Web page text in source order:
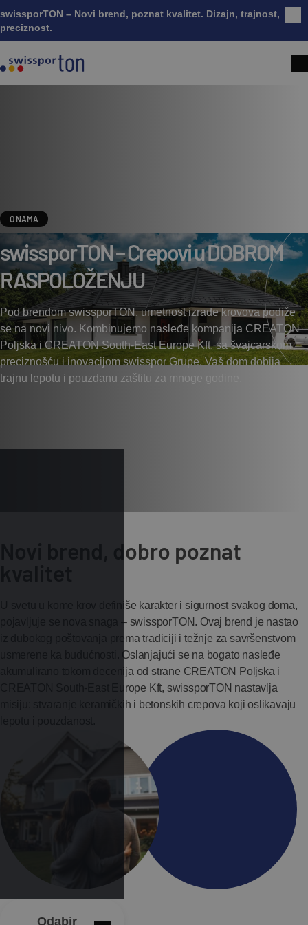
swissporTON – Novi brend, poznat kvalitet. Dizajn, trajnost,
preciznost.
O NAMA
swissporTON – Crepovi u DOBROM
RASPOLOŽENJU
Pod brendom swissporTON, umetnost izrade krovova podiže
se na novi nivo. Kombinujemo nasleđe kompanija CREATON
Poljska i CREATON South-East Europe Kft. sa švajcarskom
preciznošću i inovacijom swisspor Grupe. Vaš dom dobija
trajnu lepotu i pouzdanu zaštitu za mnoge godine.
Novi brend, dobro poznat
U svetu u kome krov definiše karakter i sigurnost svakog doma,
pojavljuje se nova snaga – swissporTON. Ovaj brend je nastao
iz dubokog poštovanja prema tradiciji i težnje za savršenstvom
usmerene ka budućnosti. Oslanjajući se na bogato nasleđe
akumulirano tokom decenija od strane CREATON Poljska i
CREATON South-East Europe Kft, swissporTON nastavlja
misiju: stvaranje keramičkih i betonskih crepova koji oslikavaju
Odabir